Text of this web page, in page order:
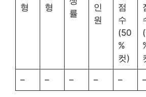
형
형
률
인
원
점
수
(50
%
컷)
– – – – –